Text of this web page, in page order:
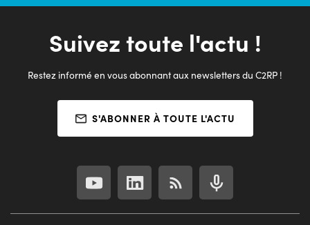
plus éloignés de l’emploi
Suivez toute l'actu !
Restez informé en vous abonnant aux newsletters du C2RP !
S'ABONNER À TOUTE L'ACTU